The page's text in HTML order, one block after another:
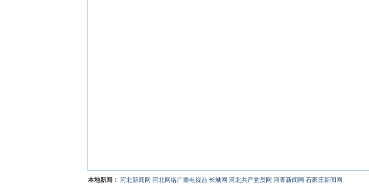
本地新闻： 河北新闻网 河北网络广播电视台 长城网 河北共产党员网 河青新闻网 石家庄新闻网